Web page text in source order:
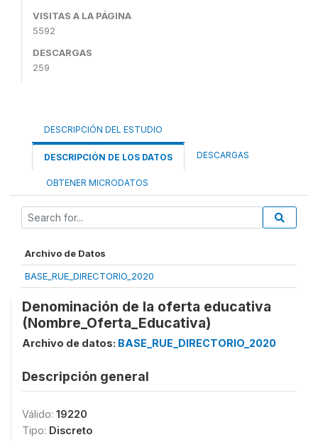
VISITAS A LA PÁGINA
5592
DESCARGAS
259
DESCRIPCIÓN DEL ESTUDIO
DESCRIPCIÓN DE LOS DATOS DESCARGAS
OBTENER MICRODATOS
Archivo de Datos
BASE_RUE_DIRECTORIO_2020
Denominación de la oferta educativa
(Nombre_Oferta_Educativa)
Archivo de datos: BASE_RUE_DIRECTORIO_2020
Descripción general
Válido: 19220
Tipo: Discreto